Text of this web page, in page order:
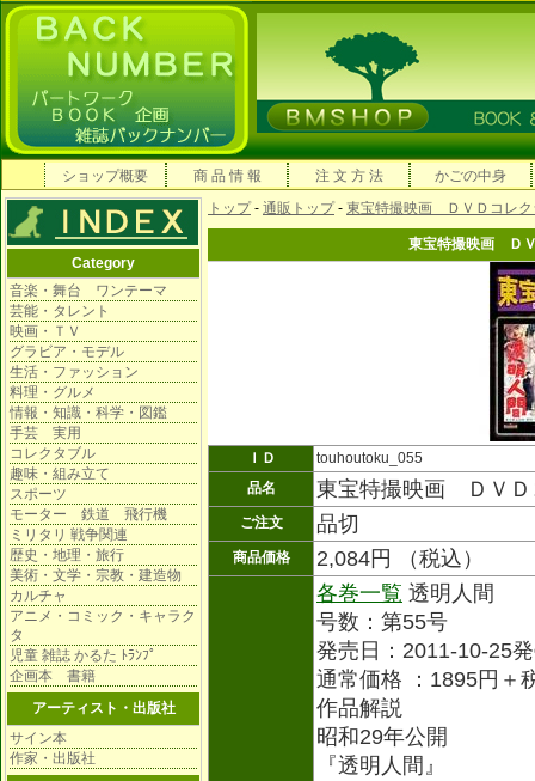
ショップ概要 商 品 情 報 注 文 方 法 かごの中身
Category
音楽・舞台 ワンテーマ
芸能・タレント
映画・ＴＶ
グラビア・モデル
生活・ファッション
料理・グルメ
情報・知識・科学・図鑑
手芸 実用
コレクタブル
趣味・組み立て
スポーツ
モーター 鉄道 飛行機
ミリタリ 戦争関連
歴史・地理・旅行
美術・文学・宗教・建造物
カルチャ
アニメ・コミック・キャラク
タ
児童 雑誌 かるた ﾄﾗﾝﾌﾟ
企画本 書籍
アーティスト・出版社
サイン本
作家・出版社
トップ- 通販トップ- 東宝特撮映画 ＤＶＤコレク
東宝特撮映画 Ｄ
ＩＤ
touhoutoku_055
品名
東宝特撮映画 ＤＶ
ご注文 品切
商品価格 2,084円 （税込）
各巻一覧 透明人間
号数：第55号
発売日：2011-10-25
通常価格 ：1895円＋
作品解説
昭和29年公開
『透明人間』